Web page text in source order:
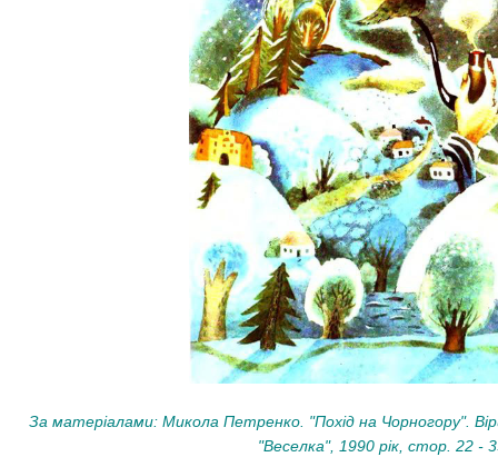
За матеріалами: Микола Петренко. "Похід на Чорногору".
"Веселка", 1990 рік, стор. 22 -